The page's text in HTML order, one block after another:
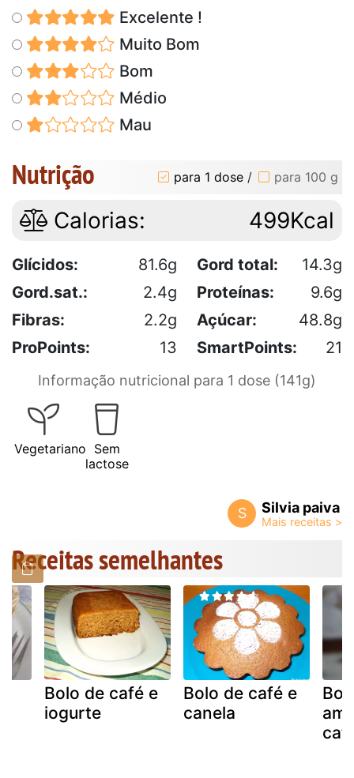
Excelente !
Muito Bom
Bom
Médio
Mau
Nutrição para 1 dose / para 100 g
Calorias: 499Kcal
Glícidos: 81.6g Gord total:
14.3g
Gord.sat.:
2.4g Proteínas:
9.6g
Fibras:
2.2g Açúcar:
48.8g
ProPoints:
13 SmartPoints: 21
Informação nutricional para 1 dose (141g)
Vegetariano Sem
lactose
S Silvia paiva
Receitas semelhantes
Bolo de café e
iogurte
Bolo de café e
canela